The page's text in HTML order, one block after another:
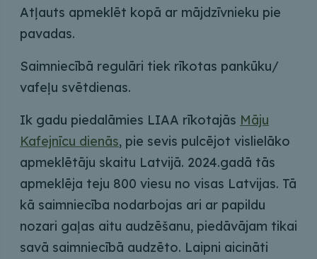
Atļauts apmeklēt kopā ar mājdzīvnieku pie
pavadas.
Saimniecībā regulāri tiek rīkotas pankūku/
vafeļu svētdienas.
Ik gadu piedalāmies LIAA rīkotajās Māju
Kafejnīcu dienās, pie sevis pulcējot vislielāko
apmeklētāju skaitu Latvijā. 2024.gadā tās
apmeklēja teju 800 viesu no visas Latvijas. Tā
kā saimniecība nodarbojas ari ar papildu
nozari gaļas aitu audzēšanu, piedāvājam tikai
savā saimniecībā audzēto. Laipni aicināti